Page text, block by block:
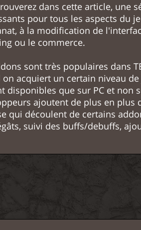
dans cette article, une
pour tous les aspects du
à la modification de
ou le commerce.
sont très populaires dans
on acquiert un certain niveau
disponibles que sur PC et non
ajoutent de plus en plus
qui découlent de certains
suivi des buffs/debuffs,